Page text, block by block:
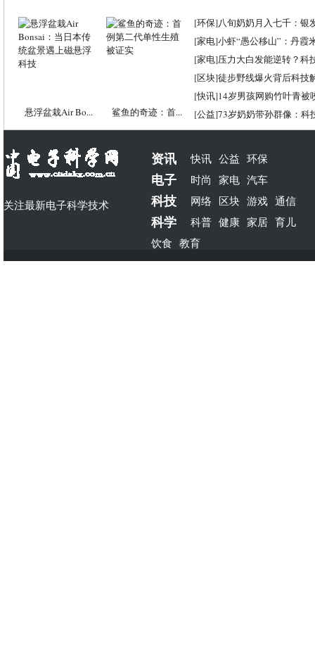
悬浮盆栽Air Bo... 鲨鱼的奇迹：首...
[环保]八旬奶奶月入七千：银
[家电]小虾“愚公移山”：丹霞
[家电]压力大白发能逆转？科
[区块]徒步野线爆火背后科技
[快讯]14岁男孩网购竹叶青被
[公益]73岁奶奶带孙群像：科
关注最新电子科学技术
资讯 快讯 公益 环保
电子 时尚 家电 汽车
科技 网络 区块 游戏 通信
科学 科普 健康 家居 育儿
饮食 教育